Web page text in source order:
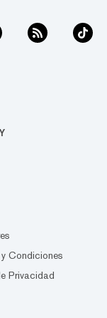
Condiciones
Privacidad